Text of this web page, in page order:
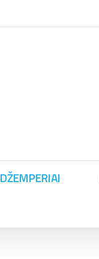
DŽEMPERIAI